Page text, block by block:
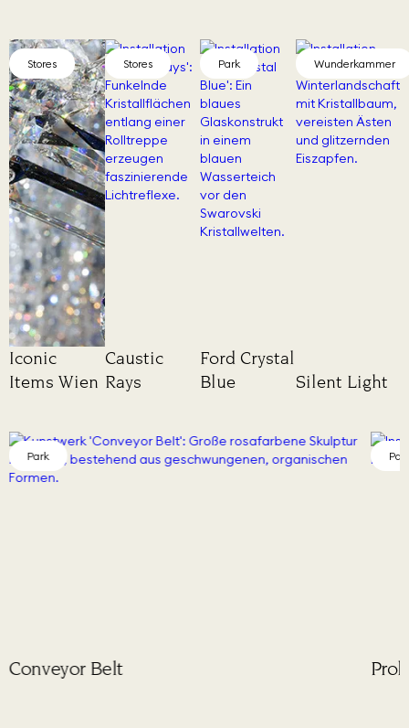
Stores
Iconic
Items Wien
Stores
Caustic
Rays
Park
Ford Crystal
Blue
Wunderkammer
Silent Light
Park
Conveyor Belt